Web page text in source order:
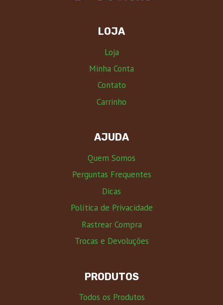
LOJA
Loja
Minha Conta
Contato
Carrinho
AJUDA
Quem Somos
Perguntas Frequentes
Dicas
Política de Privacidade
Rastrear Compra
Trocas e Devoluções
PRODUTOS
Todos os Produtos